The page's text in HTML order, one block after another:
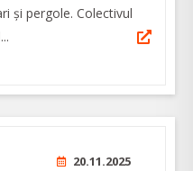
şi pergole. Colectivul
20.11.2025